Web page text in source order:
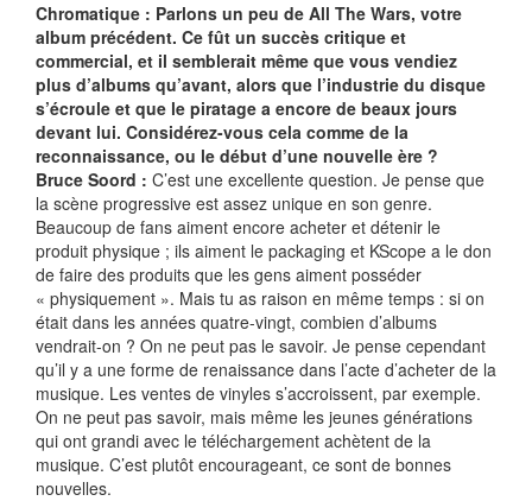
Chromatique : Parlons un peu de All The Wars, votre
album précédent. Ce fût un succès critique et
commercial, et il semblerait même que vous vendiez
plus d’albums qu’avant, alors que l’industrie du disque
s’écroule et que le piratage a encore de beaux jours
devant lui. Considérez-vous cela comme de la
reconnaissance, ou le début d’une nouvelle ère ?
Bruce Soord : C’est une excellente question. Je pense que
la scène progressive est assez unique en son genre.
Beaucoup de fans aiment encore acheter et détenir le
produit physique ; ils aiment le packaging et KScope a le don
de faire des produits que les gens aiment posséder
« physiquement ». Mais tu as raison en même temps : si on
était dans les années quatre-vingt, combien d’albums
vendrait-on ? On ne peut pas le savoir. Je pense cependant
qu’il y a une forme de renaissance dans l’acte d’acheter de la
musique. Les ventes de vinyles s’accroissent, par exemple.
On ne peut pas savoir, mais même les jeunes générations
qui ont grandi avec le téléchargement achètent de la
musique. C’est plutôt encourageant, ce sont de bonnes
nouvelles.